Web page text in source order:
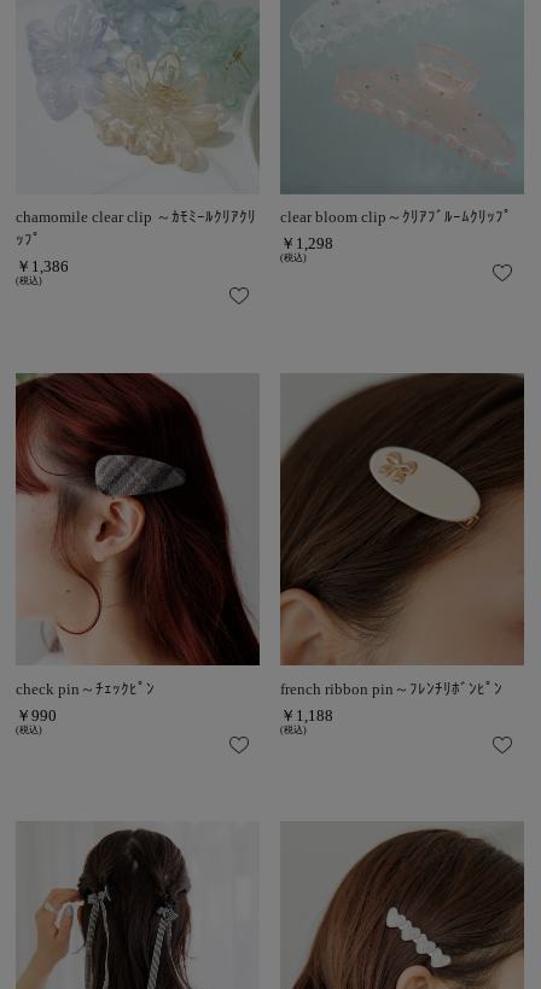
chamomile clear clip ～ｶﾓﾐｰﾙｸﾘｱｸﾘ
ｯﾌﾟ
￥1,386
(税込)
clear bloom clip～ｸﾘｱﾌﾞﾙｰﾑｸﾘｯﾌﾟ
￥1,298
(税込)
check pin～ﾁｪｯｸﾋﾟﾝ
￥990
(税込)
french ribbon pin～ﾌﾚﾝﾁﾘﾎﾞﾝﾋﾟﾝ
￥1,188
(税込)